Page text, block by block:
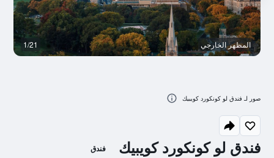
فندق لو كونكورد كويبيك فندق
المظهر الخارجي 1/21
صور لـ فندق لو كونكورد كويبيك